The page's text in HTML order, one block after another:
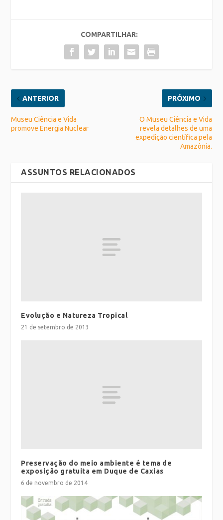
COMPARTILHAR:
ANTERIOR
Museu Ciência e Vida
promove Energia Nuclear
PRÓXIMO
O Museu Ciência e Vida
revela detalhes de uma
expedição científica pela
Amazônia.
ASSUNTOS RELACIONADOS
Evolução e Natureza Tropical
21 de setembro de 2013
Preservação do meio ambiente é tema de
exposição gratuita em Duque de Caxias
6 de novembro de 2014